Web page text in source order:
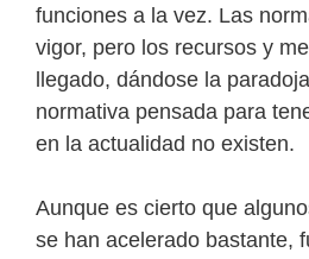
funciones a la vez. Las
vigor, pero los recursos y
llegado, dándose la
normativa pensada para
en la actualidad no existen.
Aunque es cierto que
se han acelerado bastante,